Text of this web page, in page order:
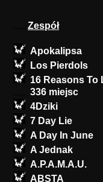
Zespół
Apokalipsa
Los Pierdols
16 Reasons To
336 miejsc
4Dziki
7 Day Lie
A Day In June
A Jednak
A.P.A.M.A.U.
ABSTA